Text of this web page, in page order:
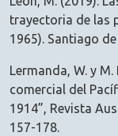
trayectoria de las
1965). Santiago
Lermanda, W. y
comercial del
1914”, Revista
157-178.